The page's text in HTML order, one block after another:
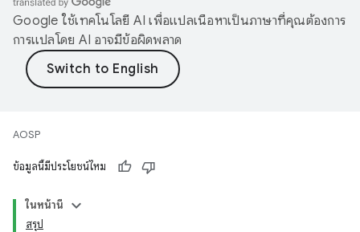
Google ใช้เทคโนโลยี AI เพื่อแปลเนื้อหาเป็นภาษาที่คุณต้องการ
การแปลโดย AI อาจมีข้อผิดพลาด
AOSP
ข้อมูลนี้มีประโยชน์ไหม
ในหน้านี้
สรุป